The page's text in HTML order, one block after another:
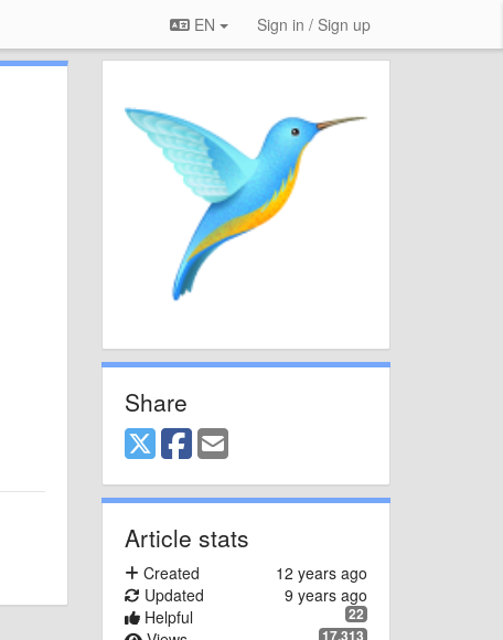
EN Sign in / Sign up
Share
Article stats
12 years ago
Created
9 years ago
Updated
22
Helpful
17,313